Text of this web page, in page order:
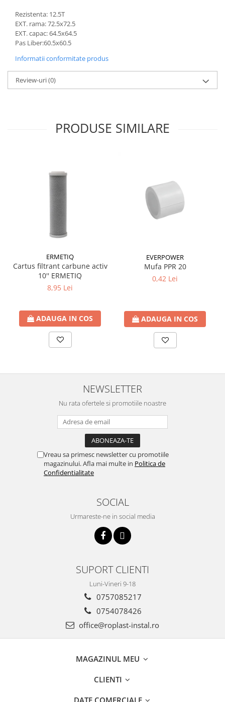
Rezistenta: 12.5T
EXT. rama: 72.5x72.5
EXT. capac: 64.5x64.5
Pas Liber:60.5x60.5
Informatii conformitate produs
Review-uri(0)
PRODUSE SIMILARE
ERMETIQ
Cartus filtrant carbune activ
10'' ERMETIQ
8,95 Lei
ADAUGA IN COS
EVERPOWER
Mufa PPR 20
0,42 Lei
ADAUGA IN COS
NEWSLETTER
Nu rata ofertele si promotiile noastre
Vreau sa primesc newsletter cu promotiile
magazinului. Afla mai multe in Politica de
Confidentialitate
SOCIAL
Urmareste-ne in social media
SUPORT CLIENTI
Luni-Vineri 9-18
0757085217
0754078426
office@roplast-instal.ro
MAGAZINUL MEU
CLIENTI
DATE COMERCIALE